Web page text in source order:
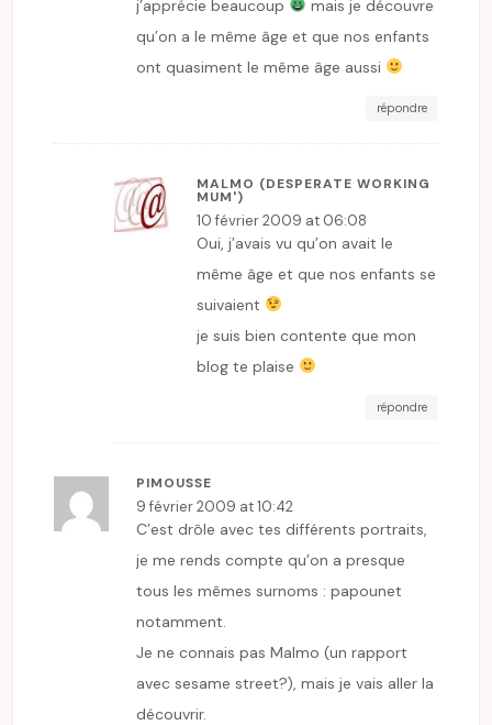
j’apprécie beaucoup
mais je découvre
qu’on a le même âge et que nos enfants
ont quasiment le même âge aussi
répondre
MALMO (DESPERATE WORKING
MUM')
10 février 2009 at 06:08
Oui, j’avais vu qu’on avait le
même âge et que nos enfants se
suivaient
je suis bien contente que mon
blog te plaise
répondre
PIMOUSSE
9 février 2009 at 10:42
C’est drôle avec tes différents portraits,
je me rends compte qu’on a presque
tous les mêmes surnoms : papounet
notamment.
Je ne connais pas Malmo (un rapport
avec sesame street?), mais je vais aller la
découvrir.